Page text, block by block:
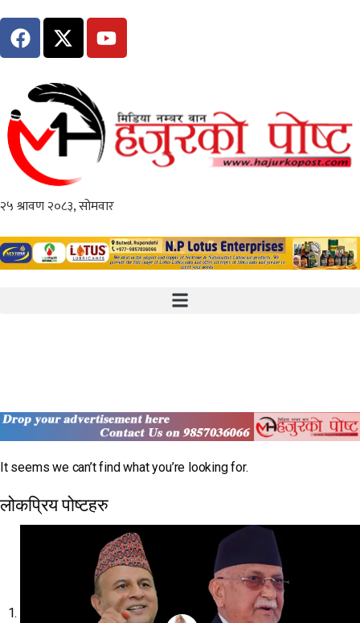
It seems we can’t find what you’re looking for.
लोकप्रिय पोष्टहरु